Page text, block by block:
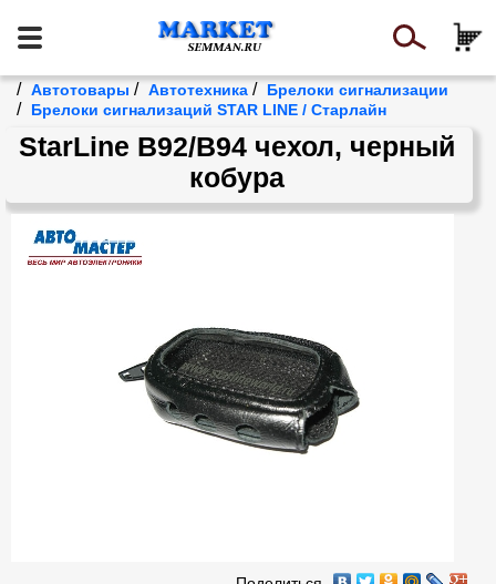
/ Автотовары / Автотехника / Брелоки сигнализации
/ Брелоки сигнализаций STAR LINE / Старлайн
StarLine B92/В94 чехол, черный
кобура